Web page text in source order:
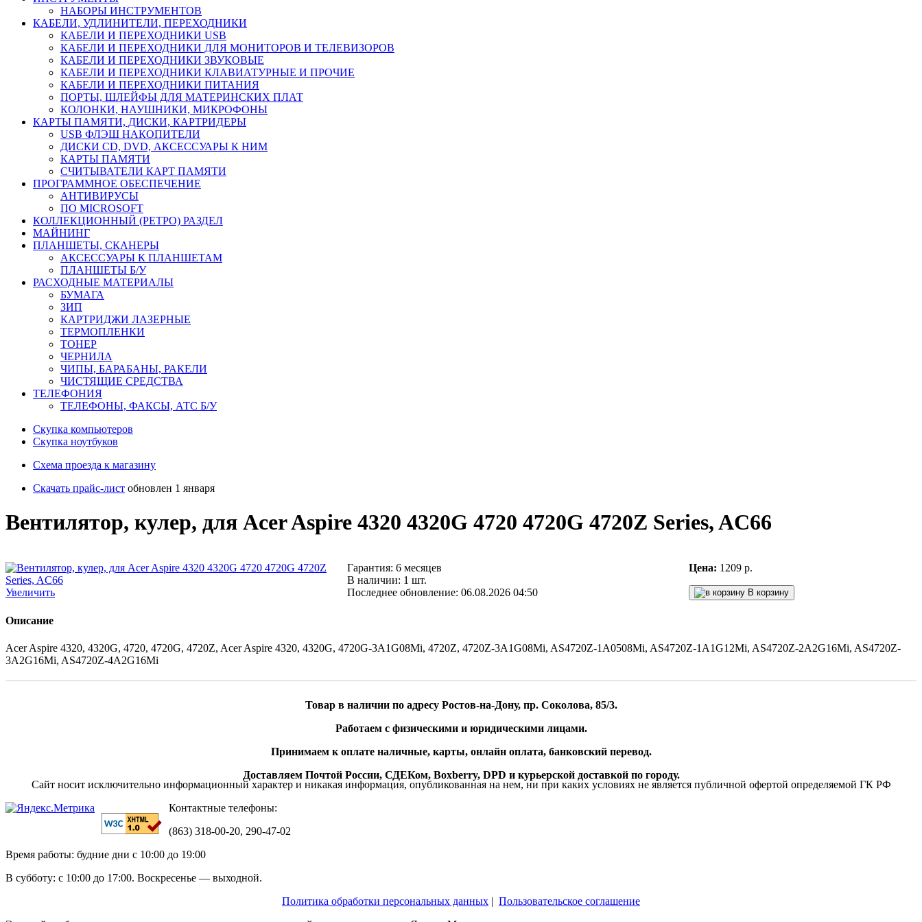
НАБОРЫ ИНСТРУМЕНТОВ
КАБЕЛИ, УДЛИНИТЕЛИ, ПЕРЕХОДНИКИ
КАБЕЛИ И ПЕРЕХОДНИКИ USB
КАБЕЛИ И ПЕРЕХОДНИКИ ДЛЯ МОНИТОРОВ И ТЕЛЕВИЗОРОВ
КАБЕЛИ И ПЕРЕХОДНИКИ ЗВУКОВЫЕ
КАБЕЛИ И ПЕРЕХОДНИКИ КЛАВИАТУРНЫЕ И ПРОЧИЕ
КАБЕЛИ И ПЕРЕХОДНИКИ ПИТАНИЯ
ПОРТЫ, ШЛЕЙФЫ ДЛЯ МАТЕРИНСКИХ ПЛАТ
КОЛОНКИ, НАУШНИКИ, МИКРОФОНЫ
КАРТЫ ПАМЯТИ, ДИСКИ, КАРТРИДЕРЫ
USB ФЛЭШ НАКОПИТЕЛИ
ДИСКИ CD, DVD, АКСЕССУАРЫ К НИМ
КАРТЫ ПАМЯТИ
СЧИТЫВАТЕЛИ КАРТ ПАМЯТИ
ПРОГРАММНОЕ ОБЕСПЕЧЕНИЕ
АНТИВИРУСЫ
ПО MICROSOFT
КОЛЛЕКЦИОННЫЙ (РЕТРО) РАЗДЕЛ
МАЙНИНГ
ПЛАНШЕТЫ, СКАНЕРЫ
АКСЕССУАРЫ К ПЛАНШЕТАМ
ПЛАНШЕТЫ Б/У
РАСХОДНЫЕ МАТЕРИАЛЫ
БУМАГА
ЗИП
КАРТРИДЖИ ЛАЗЕРНЫЕ
ТЕРМОПЛЕНКИ
ТОНЕР
ЧЕРНИЛА
ЧИПЫ, БАРАБАНЫ, РАКЕЛИ
ЧИСТЯЩИЕ СРЕДСТВА
ТЕЛЕФОНИЯ
ТЕЛЕФОНЫ, ФАКСЫ, АТС Б/У
Скупка компьютеров
Cкупка ноутбуков
Схема проезда к магазину
Скачать прайс-лист обновлен 1 января
Вентилятор, кулер, для Acer Aspire 4320 4320G 4720 4720G 4720Z Series, AC66
Увеличить
Гарантия: 6 месяцев
В наличии: 1 шт.
Последнее обновление: 06.08.2026 04:50
Цена: 1209 р.
В корзину
Описание
Acer Aspire 4320, 4320G, 4720, 4720G, 4720Z, Acer Aspire 4320, 4320G, 4720G-3A1G08Mi, 4720Z, 4720Z-3A1G08Mi, AS4720Z-1A0508Mi, AS4720Z-1A1G12Mi, AS4720Z-2A2G16Mi, AS4720Z-
3A2G16Mi, AS4720Z-4A2G16Mi
Товар в наличии по адресу Ростов-на-Дону, пр. Соколова, 85/3.
Работаем с физическими и юридическими лицами.
Принимаем к оплате наличные, карты, онлайн оплата, банковский перевод.
Доставляем Почтой России, СДЕКом, Boxberry, DPD и курьерской доставкой по городу.
Сайт носит исключительно информационный характер и никакая информация, опубликованная на нем, ни при каких условиях не является публичной офертой определяемой ГК РФ
Контактные телефоны:
(863) 318-00-20, 290-47-02
Время работы: будние дни с 10:00 до 19:00
В субботу: с 10:00 до 17:00. Воскресенье — выходной.
Политика обработки персональных данных | Пользовательское соглашение